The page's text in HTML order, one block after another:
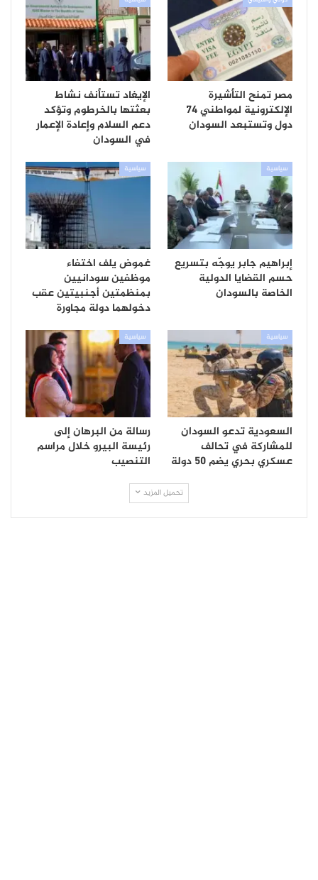
مصر تمنح التأشيرة
الإلكترونية لمواطني 74
دول وتستبعد السودان
الإيغاد تستأنف نشاط
بعثتها بالخرطوم وتؤكد
دعم السلام وإعادة الإعمار
في السودان
سياسية
إبراهيم جابر يوجّه بتسريع
حسم القضايا الدولية
الخاصة بالسودان
سياسية
غموض يلف اختفاء
موظفين سودانيين
بمنظمتين أجنبيتين عقب
دخولهما دولة مجاورة
سياسية
السعودية تدعو السودان
للمشاركة في تحالف
عسكري بحري يضم 50 دولة
سياسية
رسالة من البرهان إلى
رئيسة البيرو خلال مراسم
التنصيب
تحميل المزيد